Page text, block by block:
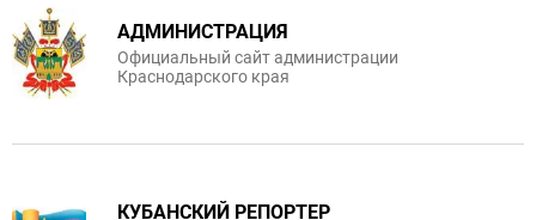
АДМИНИСТРАЦИЯ
Официальный сайт администрации
Краснодарского края
КУБАНСКИЙ РЕПОРТЕР